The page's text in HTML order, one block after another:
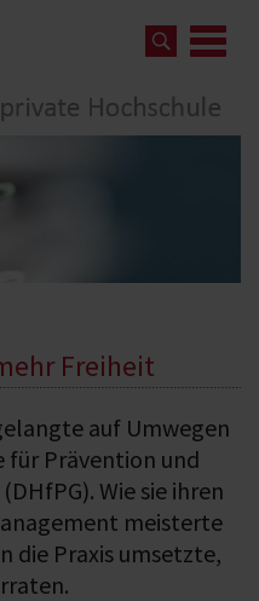
Freiheit
auf Umwegen
für Prävention und
Wie sie ihren
meisterte
die Praxis umsetzte,